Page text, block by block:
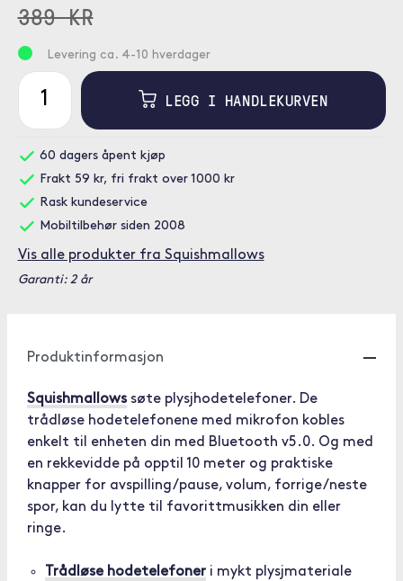
389 KR
Levering ca. 4-10 hverdager
LEGG I HANDLEKURVEN
60 dagers åpent kjøp
Frakt 59 kr, fri frakt over 1000 kr
Rask kundeservice
Mobiltilbehør siden 2008
Vis alle produkter fra Squishmallows
Garanti: 2 år
Produktinformasjon
Squishmallowssøte plysjhodetelefoner. De
trådløse hodetelefonene med mikrofon kobles
enkelt til enheten din med Bluetooth v5.0. Og med
en rekkevidde på opptil 10 meter og praktiske
knapper for avspilling/pause, volum, forrige/neste
spor, kan du lytte til favorittmusikken din eller
ringe.
Trådløse hodetelefoner i mykt plysjmateriale